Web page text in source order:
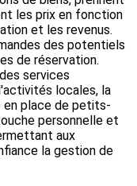
les prix en fonction
et les revenus.
des potentiels
de réservation.
services
locales, la
en place de petits-
personnelle et
aux
la gestion de